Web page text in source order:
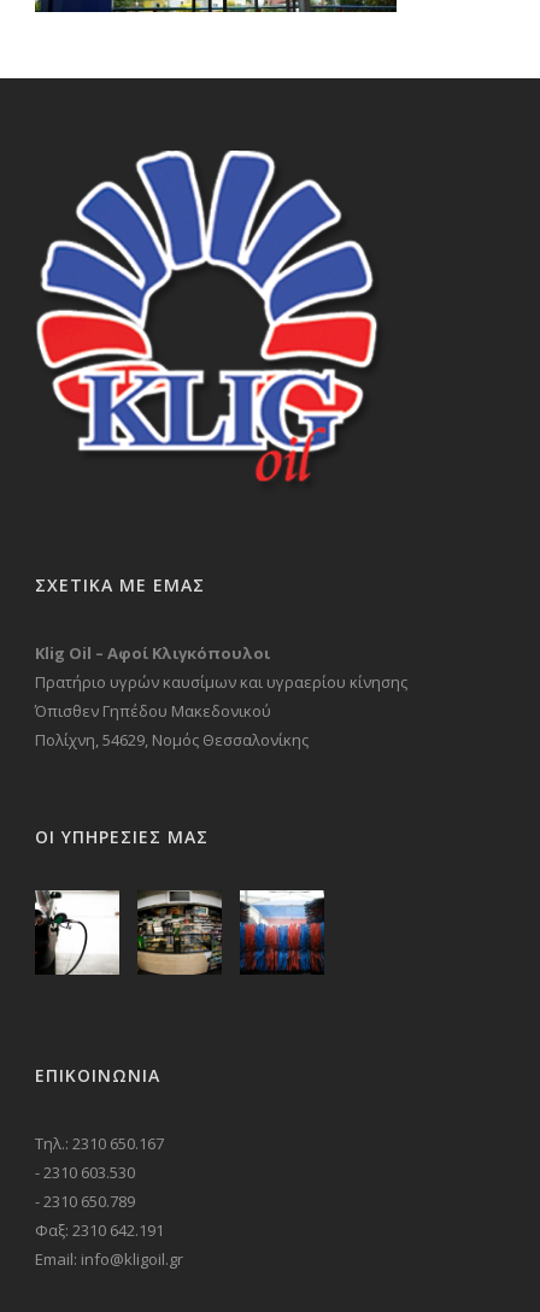
ΣΧΕΤΙΚΑ ΜΕ ΕΜΑΣ
Klig Oil – Αφοί Κλιγκόπουλοι
Πρατήριο υγρών καυσίμων και υγραερίου κίνησης
Όπισθεν Γηπέδου Μακεδονικού
Πολίχνη, 54629, Νομός Θεσσαλονίκης
ΟΙ ΥΠΗΡΕΣΙΕΣ ΜΑΣ
ΕΠΙΚΟΙΝΩΝΊΑ
Τηλ.: 2310 650.167
- 2310 603.530
- 2310 650.789
Φαξ: 2310 642.191
Email: info@kligoil.gr